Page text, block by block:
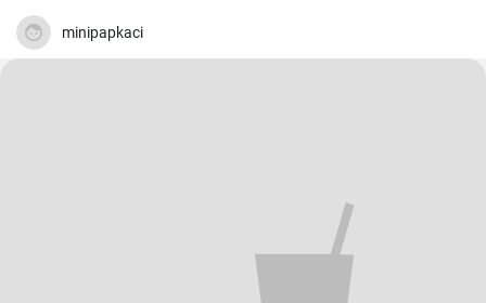
minipapkaci